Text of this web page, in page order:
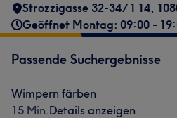
Strozzigasse 32-34/1 14,
Geöffnet Montag: 09:00 -
Passende Suchergebnisse
Wimpern färben
15 Min.Details anzeigen